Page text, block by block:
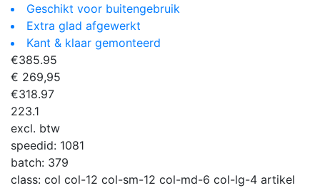
Geschikt voor buitengebruik
Extra glad afgewerkt
Kant & klaar gemonteerd
€385.95
€ 269,95
€318.97
223.1
excl. btw
speedid: 1081
batch: 379
class: col col-12 col-sm-12 col-md-6 col-lg-4 artikel